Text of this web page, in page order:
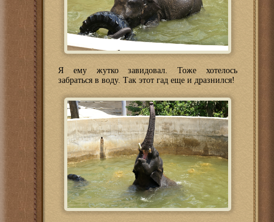
Я ему жутко завидовал. Тоже хотелось
забраться в воду. Так этот гад еще и дразнился!